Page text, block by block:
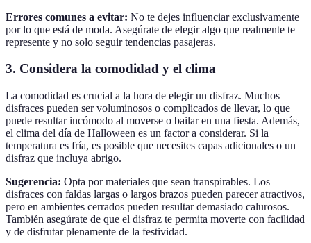
Errores comunes a evitar: No te dejes influenciar exclusivamente
por lo que está de moda. Asegúrate de elegir algo que realmente te
represente y no solo seguir tendencias pasajeras.
3. Considera la comodidad y el clima
La comodidad es crucial a la hora de elegir un disfraz. Muchos
disfraces pueden ser voluminosos o complicados de llevar, lo que
puede resultar incómodo al moverse o bailar en una fiesta. Además,
el clima del día de Halloween es un factor a considerar. Si la
temperatura es fría, es posible que necesites capas adicionales o un
disfraz que incluya abrigo.
Sugerencia: Opta por materiales que sean transpirables. Los
disfraces con faldas largas o largos brazos pueden parecer atractivos,
pero en ambientes cerrados pueden resultar demasiado calurosos.
También asegúrate de que el disfraz te permita moverte con facilidad
y de disfrutar plenamente de la festividad.